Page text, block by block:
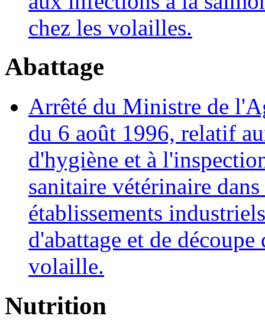
chez les volailles.
Abattage
Arrêté du Ministre de
du 6 août 1996, relatif
d'hygiène et à
sanitaire vétérinaire dans
établissements industriels
d'abattage et de découpe
volaille.
Nutrition